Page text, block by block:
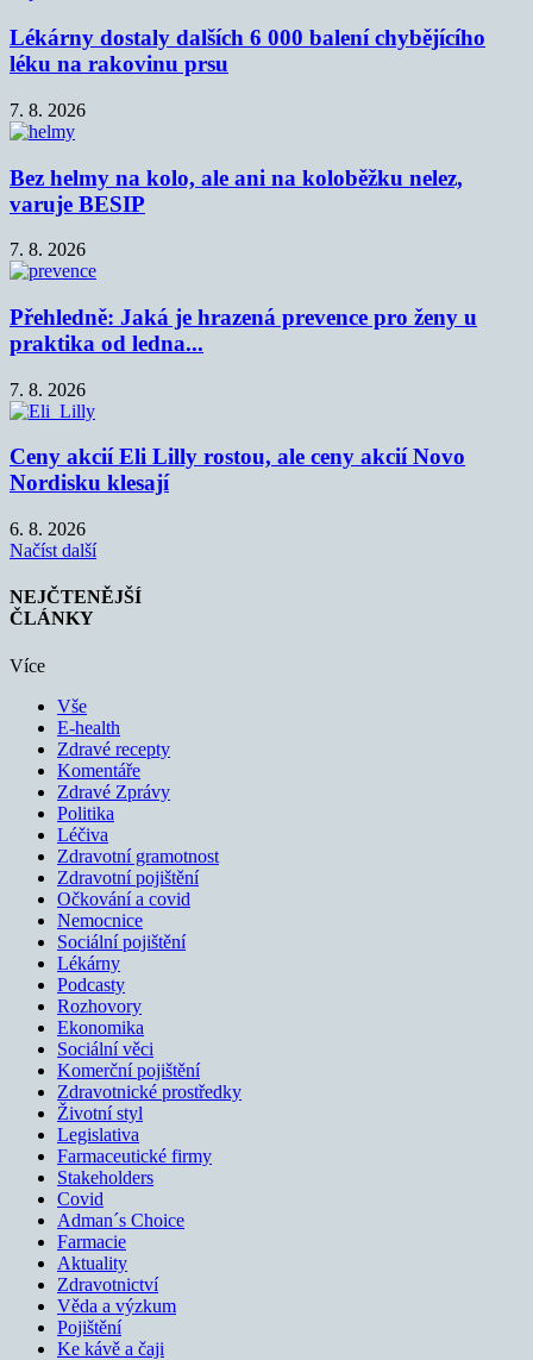
Lékárny dostaly dalších 6 000 balení chybějícího
léku na rakovinu prsu
7. 8. 2026
Bez helmy na kolo, ale ani na koloběžku nelez,
varuje BESIP
7. 8. 2026
Přehledně: Jaká je hrazená prevence pro ženy u
praktika od ledna...
7. 8. 2026
Ceny akcií Eli Lilly rostou, ale ceny akcií Novo
Nordisku klesají
6. 8. 2026
Načíst další
NEJČTENĚJŠÍ
ČLÁNKY
Více
Vše
E-health
Zdravé recepty
Komentáře
Zdravé Zprávy
Politika
Léčiva
Zdravotní gramotnost
Zdravotní pojištění
Očkování a covid
Nemocnice
Sociální pojištění
Lékárny
Podcasty
Rozhovory
Ekonomika
Sociální věci
Komerční pojištění
Zdravotnické prostředky
Životní styl
Legislativa
Farmaceutické firmy
Stakeholders
Covid
Adman´s Choice
Farmacie
Aktuality
Zdravotnictví
Věda a výzkum
Pojištění
Ke kávě a čaji